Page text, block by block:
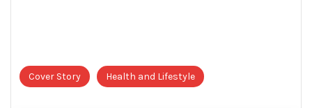
Cover Story Health and Lifestyle